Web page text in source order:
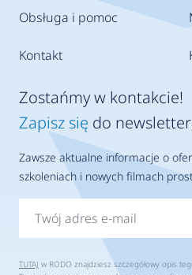
Obsługa i pomoc
Kontakt
Zostańmy w kontakcie!
Zapisz się do
Zawsze aktualne informacje o
szkoleniach i nowych filmach
TUTAJ w RODO znajdziesz szczegółowy opis